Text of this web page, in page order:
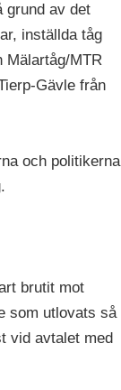
grund av det
inställda tåg
Mälartåg/MTR
Gävle från
och politikerna
brutit mot
som utlovats så
vid avtalet med